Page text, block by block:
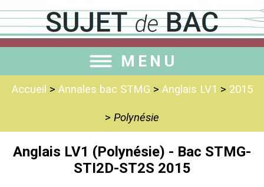
MENU
Accueil > Annales bac STMG > Anglais LV1 > 2015
> Polynésie
Anglais LV1 (Polynésie) - Bac STMG-
STI2D-ST2S 2015